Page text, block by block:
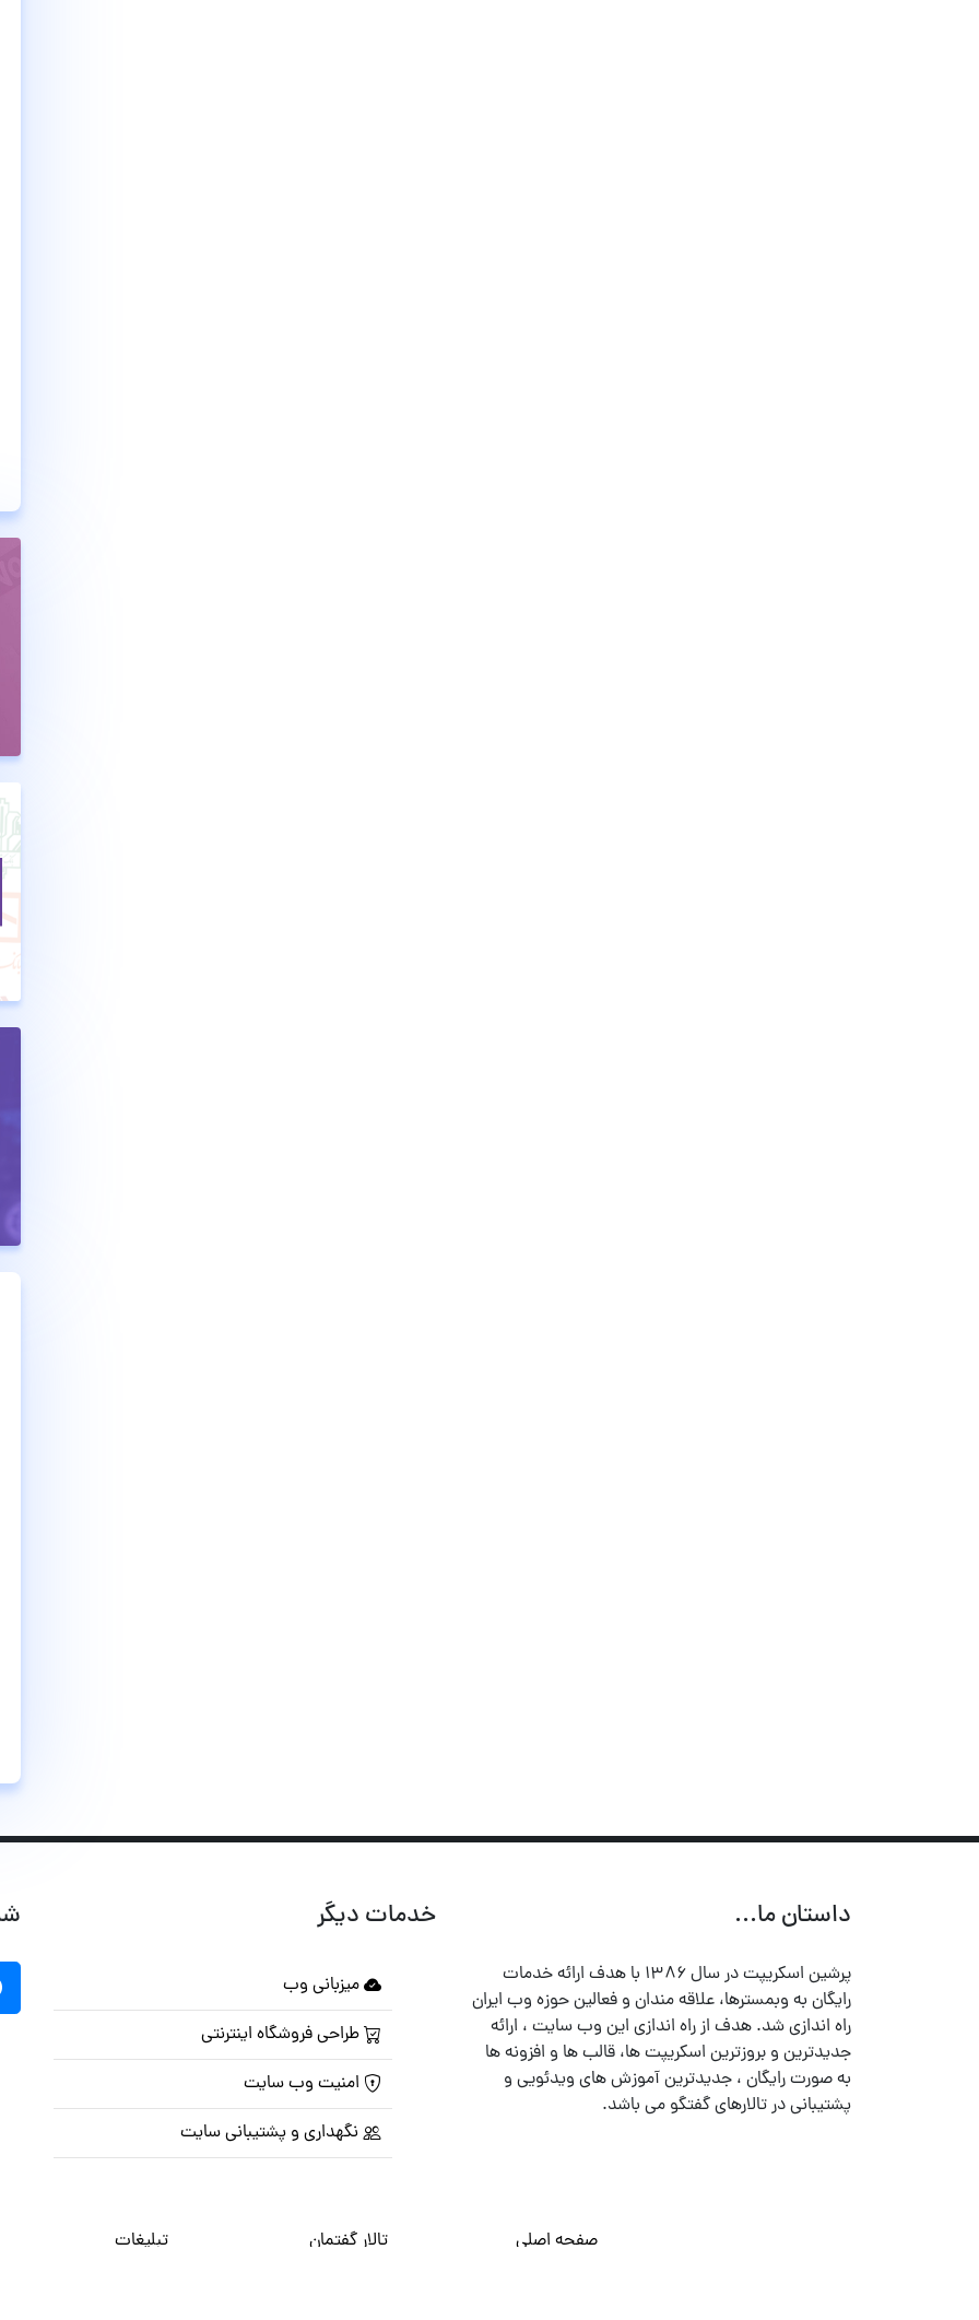
داستان ما...
پرشین اسکریپت در سال ۱۳۸۶ با هدف ارائه خدمات
رایگان به وبمسترها، علاقه مندان و فعالین حوزه وب ایران
راه اندازی شد. هدف از راه اندازی این وب سایت ، ارائه
جدیدترین و بروزترین اسکریپت ها، قالب ها و افزونه ها
به صورت رایگان ، جدیدترین آموزش های ویدئویی و
پشتیبانی در تالارهای گفتگو می باشد.
خدمات دیگر
میزبانی وب
طراحی فروشگاه اینترنتی
امنیت وب سایت
نگهداری و پشتیبانی سایت
صفحه اصلی تالار گفتمان تبلیغات